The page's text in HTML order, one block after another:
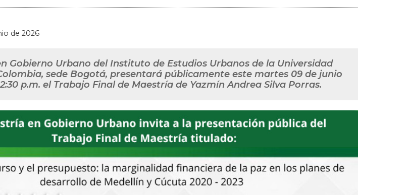
de 2026
Gobierno Urbano del Instituto de Estudios Urbanos de la Universidad
sede Bogotá, presentará públicamente este martes 09 de junio
p.m. el Trabajo Final de Maestría de Yazmín Andrea Silva Porras.